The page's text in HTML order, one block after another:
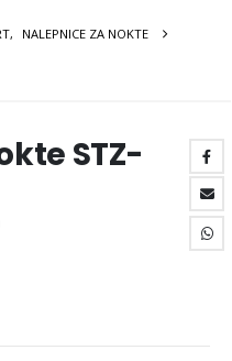
,
NALEPNICE ZA NOKTE
STZ-